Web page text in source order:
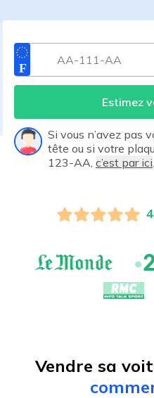
Estimez
Si vous n’avez pas
tête ou si votre
123-AA, c’est par ici
Vendre sa